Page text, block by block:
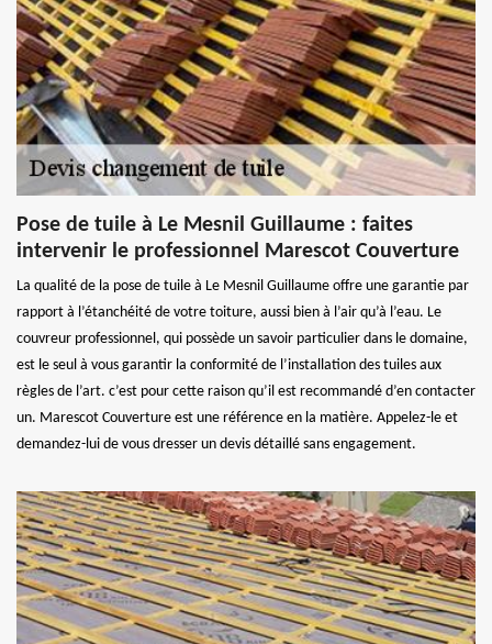
Pose de tuile à Le Mesnil Guillaume : faites
intervenir le professionnel Marescot Couverture
La qualité de la pose de tuile à Le Mesnil Guillaume offre une garantie par
rapport à l’étanchéité de votre toiture, aussi bien à l’air qu’à l’eau. Le
couvreur professionnel, qui possède un savoir particulier dans le domaine,
est le seul à vous garantir la conformité de l’installation des tuiles aux
règles de l’art. c’est pour cette raison qu’il est recommandé d’en contacter
un. Marescot Couverture est une référence en la matière. Appelez-le et
demandez-lui de vous dresser un devis détaillé sans engagement.